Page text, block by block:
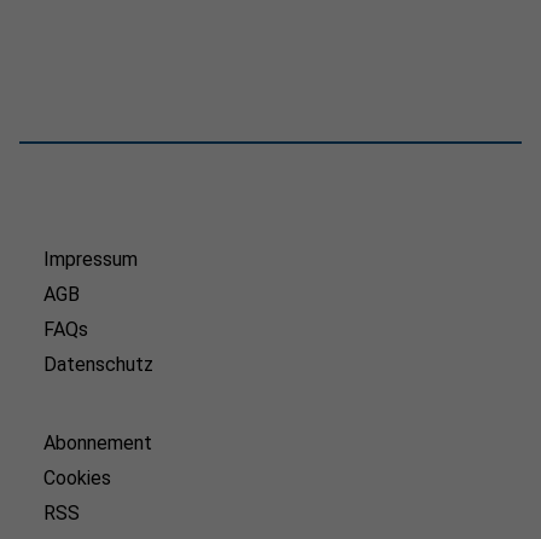
Impressum
AGB
FAQs
Datenschutz
Abonnement
Cookies
RSS